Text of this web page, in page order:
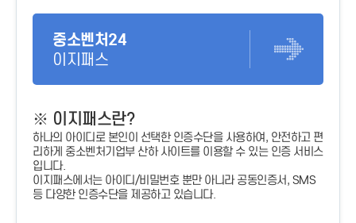
중소벤처24
이지패스
※ 이지패스란?
하나의 아이디로 본인이 선택한 인증수단을 사용하여, 안전하고 편
리하게 중소벤처기업부 산하 사이트를 이용할 수 있는 인증 서비스
입니다.
이지패스에서는 아이디/비밀번호 뿐만 아니라 공동인증서, SMS
등 다양한 인증수단을 제공하고 있습니다.